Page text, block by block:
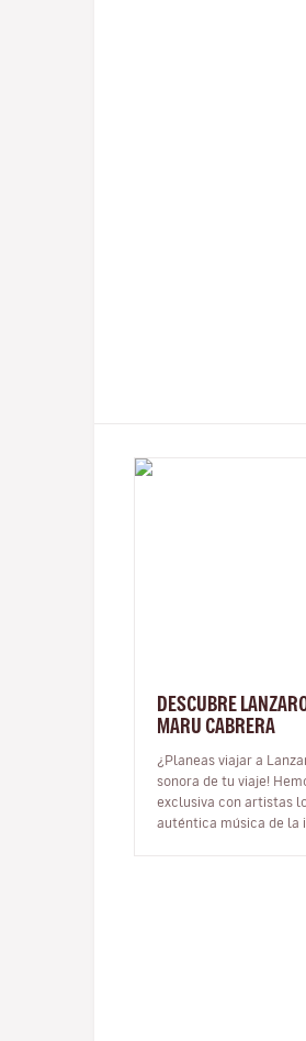
DESCUBRE
MARU CABRERA
¿Planeas viajar a
sonora de tu viaje!
exclusiva con artistas
auténtica música de la